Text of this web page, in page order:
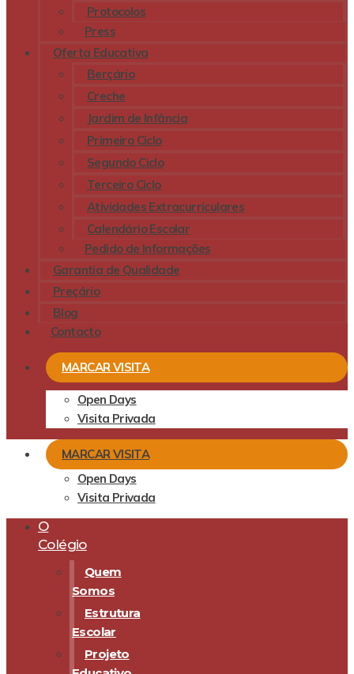
Protocolos
Press
Oferta Educativa
Berçário
Creche
Jardim de Infância
Primeiro Ciclo
Segundo Ciclo
Terceiro Ciclo
Atividades Extracurriculares
Calendário Escolar
Pedido de Informações
Garantia de Qualidade
Preçário
Blog
Contacto
MARCAR VISITA
Open Days
Visita Privada
MARCAR VISITA
Open Days
Visita Privada
O
Colégio
Quem
Somos
Estrutura
Escolar
Projeto